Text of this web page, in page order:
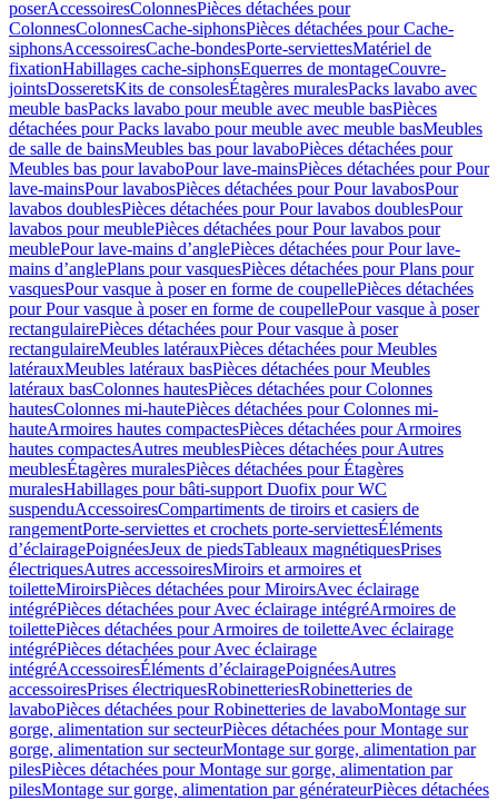
poserAccessoiresColonnesPièces détachées pour
ColonnesColonnesCache-siphonsPièces détachées pour Cache-
siphonsAccessoiresCache-bondesPorte-serviettesMatériel de
fixationHabillages cache-siphonsEquerres de montageCouvre-
jointsDosseretsKits de consolesÉtagères muralesPacks lavabo avec
meuble basPacks lavabo pour meuble avec meuble basPièces
détachées pour Packs lavabo pour meuble avec meuble basMeubles
de salle de bainsMeubles bas pour lavaboPièces détachées pour
Meubles bas pour lavaboPour lave-mainsPièces détachées pour Pour
lave-mainsPour lavabosPièces détachées pour Pour lavabosPour
lavabos doublesPièces détachées pour Pour lavabos doublesPour
lavabos pour meublePièces détachées pour Pour lavabos pour
meublePour lave-mains d’anglePièces détachées pour Pour lave-
mains d’anglePlans pour vasquesPièces détachées pour Plans pour
vasquesPour vasque à poser en forme de coupellePièces détachées
pour Pour vasque à poser en forme de coupellePour vasque à poser
rectangulairePièces détachées pour Pour vasque à poser
rectangulaireMeubles latérauxPièces détachées pour Meubles
latérauxMeubles latéraux basPièces détachées pour Meubles
latéraux basColonnes hautesPièces détachées pour Colonnes
hautesColonnes mi-hautePièces détachées pour Colonnes mi-
hauteArmoires hautes compactesPièces détachées pour Armoires
hautes compactesAutres meublesPièces détachées pour Autres
meublesÉtagères muralesPièces détachées pour Étagères
muralesHabillages pour bâti-support Duofix pour WC
suspenduAccessoiresCompartiments de tiroirs et casiers de
rangementPorte-serviettes et crochets porte-serviettesÉléments
d’éclairagePoignéesJeux de piedsTableaux magnétiquesPrises
électriquesAutres accessoiresMiroirs et armoires et
toiletteMiroirsPièces détachées pour MiroirsAvec éclairage
intégréPièces détachées pour Avec éclairage intégréArmoires de
toilettePièces détachées pour Armoires de toiletteAvec éclairage
intégréPièces détachées pour Avec éclairage
intégréAccessoiresÉléments d’éclairagePoignéesAutres
accessoiresPrises électriquesRobinetteriesRobinetteries de
lavaboPièces détachées pour Robinetteries de lavaboMontage sur
gorge, alimentation sur secteurPièces détachées pour Montage sur
gorge, alimentation sur secteurMontage sur gorge, alimentation par
pilesPièces détachées pour Montage sur gorge, alimentation par
pilesMontage sur gorge, alimentation par générateurPièces détachées